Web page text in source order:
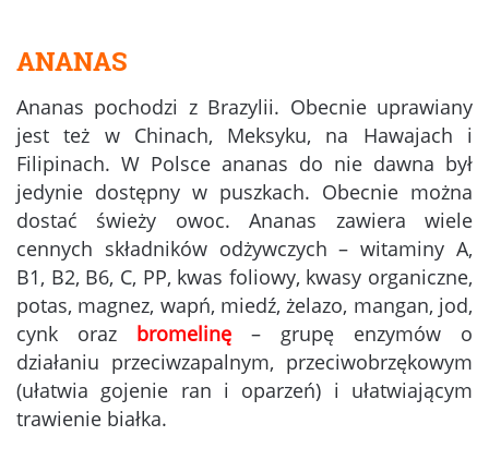
ANANAS
Ananas pochodzi z Brazylii. Obecnie uprawiany
jest też w Chinach, Meksyku, na Hawajach i
Filipinach. W Polsce ananas do nie dawna był
jedynie dostępny w puszkach. Obecnie można
dostać świeży owoc. Ananas zawiera wiele
cennych składników odżywczych – witaminy A,
B1, B2, B6, C, PP, kwas foliowy, kwasy organiczne,
potas, magnez, wapń, miedź, żelazo, mangan, jod,
cynk oraz bromelinę
– grupę enzymów o
działaniu przeciwzapalnym, przeciwobrzękowym
(ułatwia gojenie ran i oparzeń) i ułatwiającym
trawienie białka.